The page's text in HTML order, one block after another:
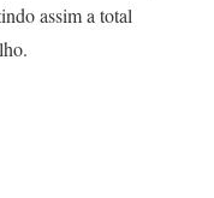
assim a total